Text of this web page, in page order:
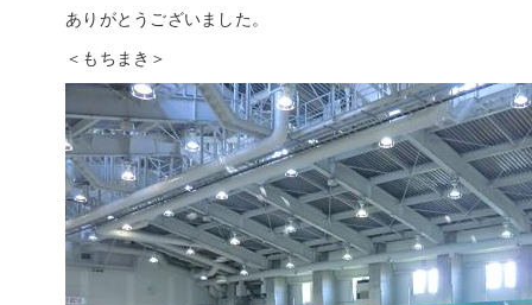
ありがとうございました。
＜もちまき＞